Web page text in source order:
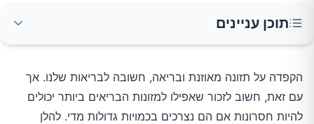
תוכן עניינים
1.תרד
2.טונה
הקפדה על תזונה מאוזנת ובריאה, חשובה לבריאות שלנו. אך
עם זאת, חשוב לזכור שאפילו למזונות הבריאים ביותר יכולים
להיות חסרונות אם הם נצרכים בכמויות גדולות מדי. להלן